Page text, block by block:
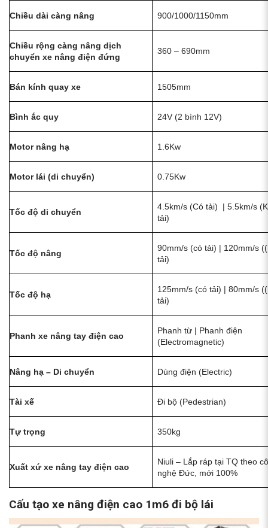
Chiều dài càng nâng 900/1000/1150mm
Chiều rộng càng nâng dịch
chuyển xe nâng điện đứng
360 – 690mm
Bán kính quay xe 1505mm
Bình ắc quy 24V (2 bình 12V)
Motor nâng hạ 1.6Kw
Motor lái (di chuyển) 0.75Kw
Tốc độ di chuyển
4.5km/s (Có tải) | 5.5km/s
tải)
Tốc độ nâng
90mm/s (có tải) | 120mm/s
tải)
Tốc độ hạ
125mm/s (có tải) | 80mm/s
tải)
Phanh xe nâng tay điện cao
Phanh từ | Phanh điện
(Electromagnetic)
Nâng hạ – Di chuyển Dùng điện (Electric)
Tài xế Đi bộ (Pedestrian)
Tự trọng 350kg
Xuất xứ xe nâng tay điện cao
Niuli – Lắp ráp tại TQ theo
nghệ Đức, mới 100%
Cấu tạo xe nâng điện cao 1m6 đi bộ lái